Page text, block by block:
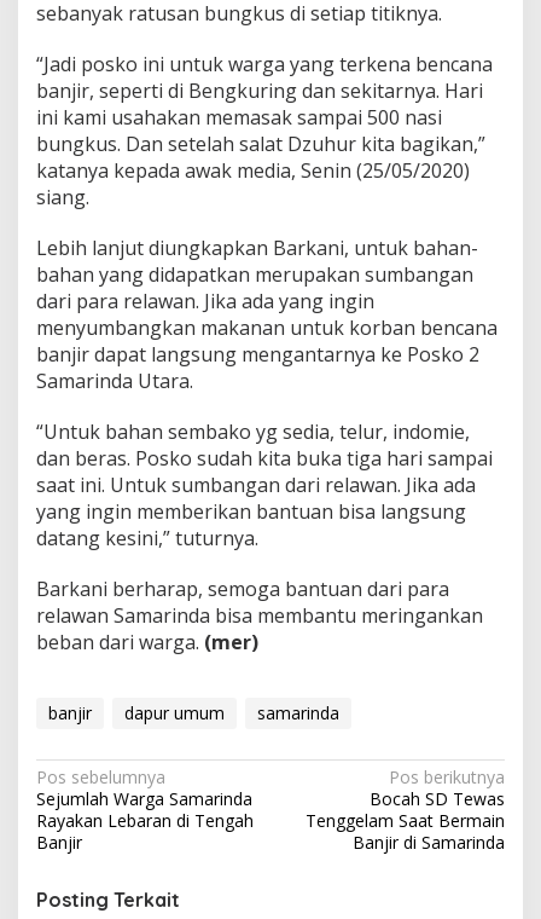
sebanyak ratusan bungkus di setiap titiknya.
“Jadi posko ini untuk warga yang terkena bencana
banjir, seperti di Bengkuring dan sekitarnya. Hari
ini kami usahakan memasak sampai 500 nasi
bungkus. Dan setelah salat Dzuhur kita bagikan,”
katanya kepada awak media, Senin (25/05/2020)
siang.
Lebih lanjut diungkapkan Barkani, untuk bahan-
bahan yang didapatkan merupakan sumbangan
dari para relawan. Jika ada yang ingin
menyumbangkan makanan untuk korban bencana
banjir dapat langsung mengantarnya ke Posko 2
Samarinda Utara.
“Untuk bahan sembako yg sedia, telur, indomie,
dan beras. Posko sudah kita buka tiga hari sampai
saat ini. Untuk sumbangan dari relawan. Jika ada
yang ingin memberikan bantuan bisa langsung
datang kesini,” tuturnya.
Barkani berharap, semoga bantuan dari para
relawan Samarinda bisa membantu meringankan
beban dari warga. (mer)
banjir dapur umum samarinda
Navigasi
pos
Pos sebelumnya
Sejumlah Warga Samarinda
Rayakan Lebaran di Tengah
Banjir
Pos berikutnya
Bocah SD Tewas
Tenggelam Saat Bermain
Banjir di Samarinda
Posting Terkait